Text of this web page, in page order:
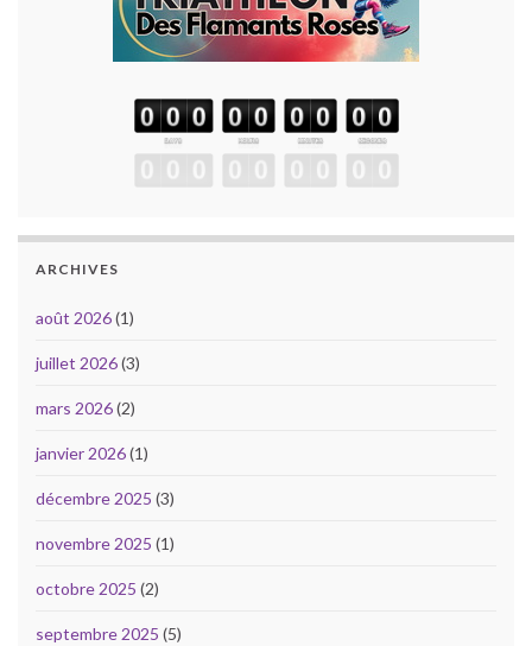
ARCHIVES
août 2026(1)
juillet 2026(3)
mars 2026(2)
janvier 2026(1)
décembre 2025 (3)
novembre 2025 (1)
octobre 2025 (2)
septembre 2025 (5)